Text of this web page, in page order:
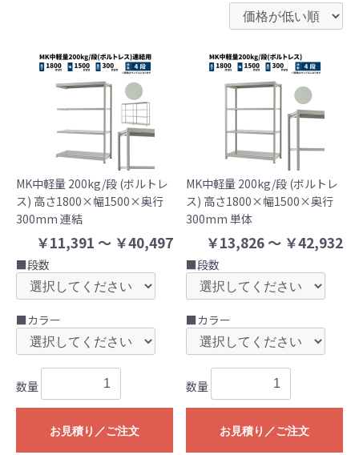
MK中軽量 200kg/段 (ボルトレ
ス) 高さ1800×幅1500×奥行
300mm 連結
￥11,391 ～ ￥40,497
■段数
■カラー
数量
お見積り／ご注文
MK中軽量 200kg/段 (ボルトレ
ス) 高さ1800×幅1500×奥行
300mm 単体
￥13,826 ～ ￥42,932
■段数
■カラー
数量
お見積り／ご注文